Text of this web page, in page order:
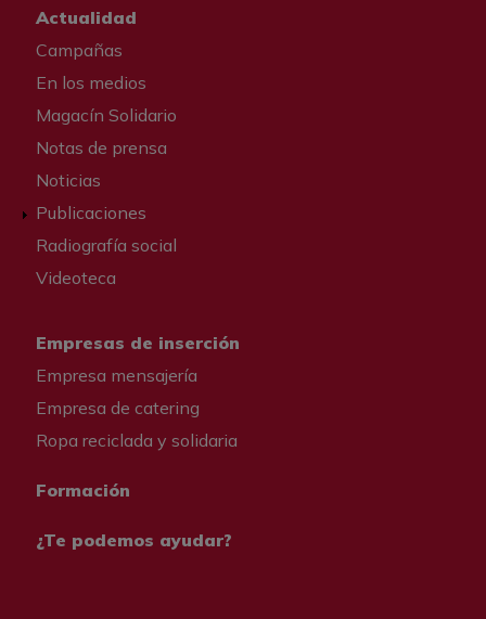
Actualidad
Campañas
En los medios
Magacín Solidario
Notas de prensa
Noticias
Publicaciones
Radiografía social
Videoteca
Empresas de inserción
Empresa mensajería
Empresa de catering
Ropa reciclada y solidaria
Formación
¿Te podemos ayudar?